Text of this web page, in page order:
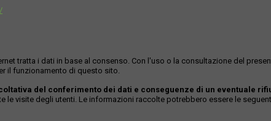
tratta i dati in base al consenso. Con l'uso o la consultazione del
il funzionamento di questo sito.
del conferimento dei dati e conseguenze di un eventuale
le visite degli utenti. Le informazioni raccolte potrebbero essere le